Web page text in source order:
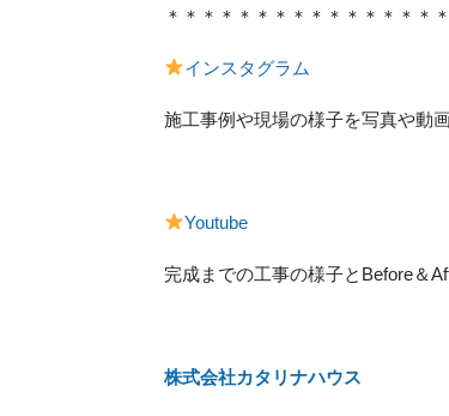
＊＊＊＊＊＊＊＊＊＊＊＊＊＊＊
インスタグラム
施工事例や現場の様子を写真や動
Youtube
完成までの工事の様子とBefore＆
株式会社カタリナハウス